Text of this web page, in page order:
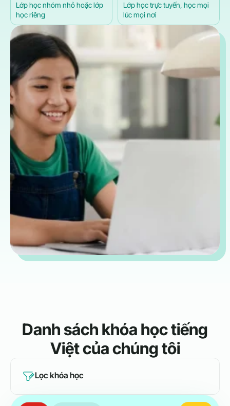
Lớp học nhóm nhỏ hoặc lớp
học riêng
Lớp học trực tuyến, học mọi
lúc mọi nơi
Danh sách khóa học tiếng
Việt của chúng tôi
Lọc khóa học